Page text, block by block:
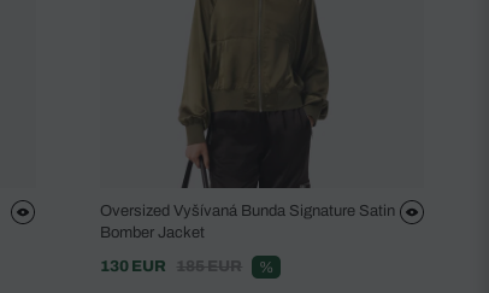
Oversized Vyšívaná Bunda Signature Satin
Bomber Jacket
130 EUR
185 EUR %